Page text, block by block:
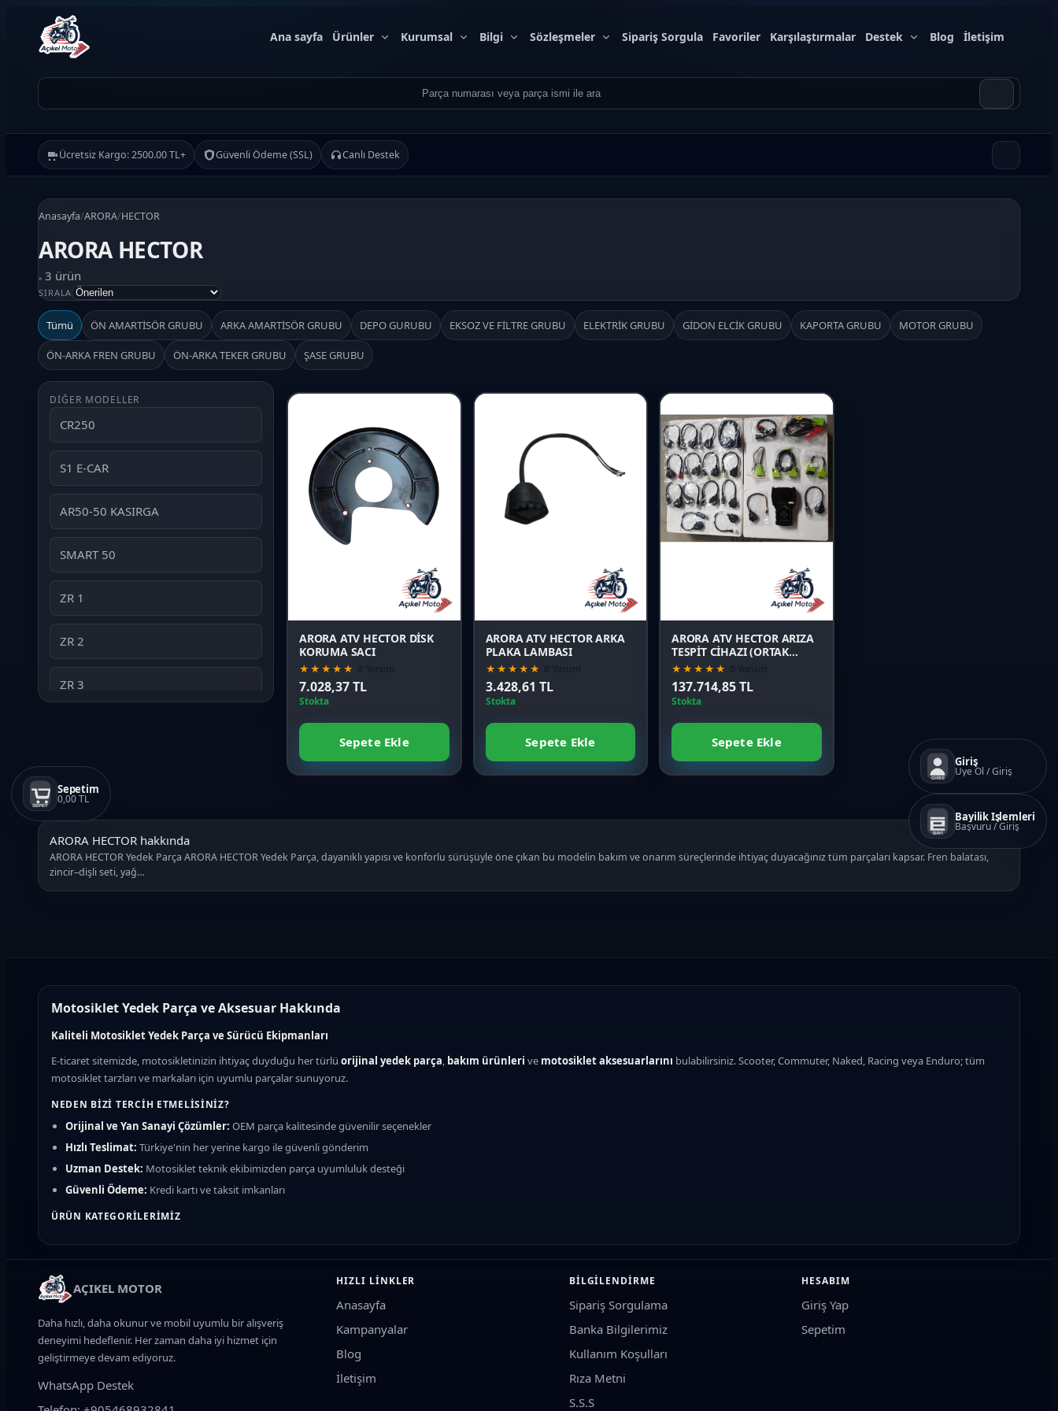
Ana sayfa Ürünler Kurumsal Bilgi Sözleşmeler Sipariş Sorgula Favoriler Karşılaştırmalar Destek Blog İletişim
Ücretsiz Kargo: 2500.00 TL+ Güvenli Ödeme (SSL) Canlı Destek
SEPET
Sepetim
0,00 TL
GIRIS
Giriş
Üye Ol / Giriş
BAYI
Bayilik İşlemleri
Başvuru / Giriş
Ürün Ara
Ara
Anasayfa/ARORA/HECTOR
ARORA HECTOR
3 ürün
SIRALA
Tümü ÖN AMARTİSÖR GRUBU ARKA AMARTİSÖR GRUBU DEPO GURUBU EKSOZ VE FİLTRE GRUBU ELEKTRİK GRUBU GİDON ELCİK GRUBU KAPORTA GRUBU MOTOR GRUBU
ÖN-ARKA FREN GRUBU ÖN-ARKA TEKER GRUBU ŞASE GRUBU
DIĞER MODELLER
CR250
S1 E-CAR
AR50-50 KASIRGA
SMART 50
ZR 1
ZR 2
ZR 3
ZR 5
ZR 7
BRAVO
CAPPUCINO S
CAPPUCINO 50
CAPPUCINO 125
DAZZLE 50
DAZZLE PRO
FREEDOM 50
FREEDOM 125
FREEDOM PRO
Favori
ARORA ATV HECTOR DİSK
KORUMA SACI
★★★★★
7.028,37 TL
Stokta
Sepete Ekle
Favori
ARORA ATV HECTOR ARKA
PLAKA LAMBASI
★★★★★
3.428,61 TL
Stokta
Sepete Ekle
Favori
ARORA ATV HECTOR ARIZA
TESPİT CİHAZI (ORTAK
MODELLER İÇİN)
★★★★★
137.714,85 TL
Stokta
Sepete Ekle
ARORA HECTOR hakkında
ARORA HECTOR Yedek Parça ARORA HECTOR Yedek Parça, dayanıklı yapısı ve konforlu sürüşüyle öne çıkan bu modelin bakım ve onarım süreçlerinde ihtiyaç duyacağınız tüm parçaları kapsar. Fren balatası,
zincir–dişli seti, yağ…
Motosiklet Yedek Parça ve Aksesuar Hakkında
Kaliteli Motosiklet Yedek Parça ve Sürücü Ekipmanları
E-ticaret sitemizde, motosikletinizin ihtiyaç duyduğu her türlü orijinal yedek parça, bakım ürünleri ve motosiklet aksesuarlarını bulabilirsiniz. Scooter, Commuter, Naked, Racing veya Enduro; tüm
motosiklet tarzları ve markaları için uyumlu parçalar sunuyoruz.
NEDEN BIZI TERCIH ETMELISINIZ?
Orijinal ve Yan Sanayi Çözümler: OEM parça kalitesinde güvenilir seçenekler
Hızlı Teslimat: Türkiye'nin her yerine kargo ile güvenli gönderim
Uzman Destek: Motosiklet teknik ekibimizden parça uyumluluk desteği
Güvenli Ödeme: Kredi kartı ve taksit imkanları
ÜRÜN KATEGORILERIMIZ
Yürüyen Aksam:Zincir dişli seti, lastik, amortisör, gidon ve rulman grupları
Akü (Jel/Kuru), konjektör, statör, sinyal, LED far ve ateşleme bobini
Aksesuar ve Koruma:Koruma demiri, koruma takozu, çanta (topcase), telefon tutucu, branda ve tank pad
Grenaj ve Kaporta:Kafa grenajı, yan kapaklar, çamurluk, rüzgar siperliği ve aynalar
MOTOSIKLET UYUMLULUĞU
AÇIKEL MOTOR
Daha hızlı, daha okunur ve mobil uyumlu bir alışveriş
deneyimi hedeflenir. Her zaman daha iyi hizmet için
geliştirmeye devam ediyoruz.
WhatsApp Destek
HIZLI LINKLER
Anasayfa
Kampanyalar
Blog
İletişim
BILGILENDIRME
Sipariş Sorgulama
Banka Bilgilerimiz
Kullanım Koşulları
Rıza Metni
S.S.S
HESABIM
Giriş Yap
Sepetim